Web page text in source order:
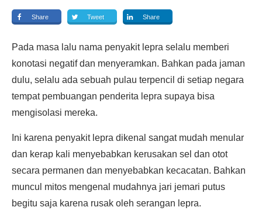
Share Tweet Share
Pada masa lalu nama penyakit lepra selalu memberi
konotasi negatif dan menyeramkan. Bahkan pada jaman
dulu, selalu ada sebuah pulau terpencil di setiap negara
tempat pembuangan penderita lepra supaya bisa
mengisolasi mereka.
Ini karena penyakit lepra dikenal sangat mudah menular
dan kerap kali menyebabkan kerusakan sel dan otot
secara permanen dan menyebabkan kecacatan. Bahkan
muncul mitos mengenal mudahnya jari jemari putus
begitu saja karena rusak oleh serangan lepra.